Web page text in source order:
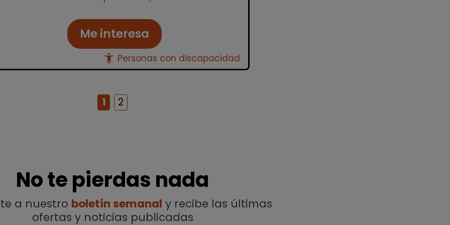
Me interesa
accessibility_new Personas con discapacidad
1 2
No te pierdas nada
a nuestro boletín semanal y recibe las últimas
ofertas y noticias publicadas